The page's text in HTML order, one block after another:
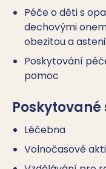
Péče o děti s
dechovými
obezitou a
Poskytování
pomoc
Poskytované
Léčebna
Volnočasové